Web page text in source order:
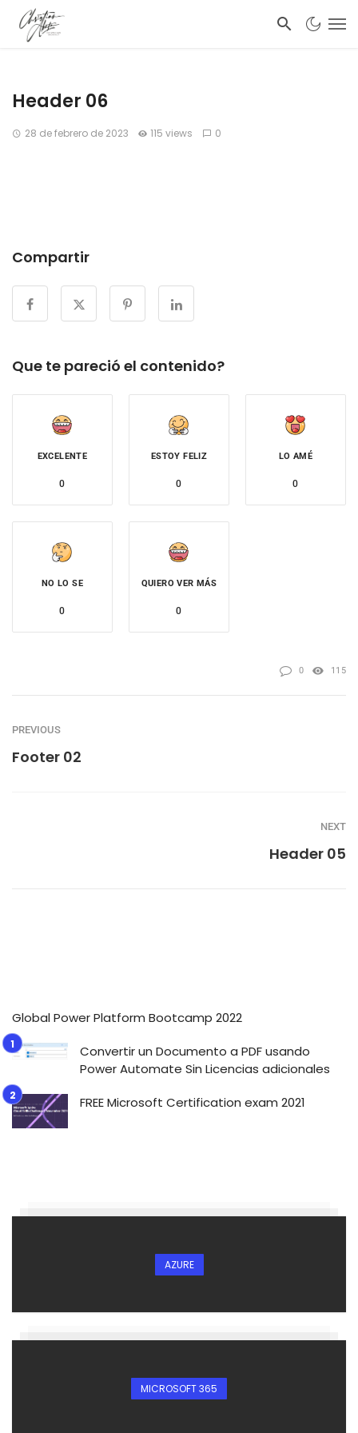
Header 06
28 de febrero de 2023 115 views 0
Compartir
Que te pareció el contenido?
EXCELENTE
0
ESTOY FELIZ
0
LO AMÉ
0
NO LO SE
0
QUIERO VER MÁS
0
0 115
PREVIOUS
Footer 02
NEXT
Header 05
Global Power Platform Bootcamp 2022
Convertir un Documento a PDF usando
Power Automate Sin Licencias adicionales
FREE Microsoft Certification exam 2021
AZURE
MICROSOFT 365